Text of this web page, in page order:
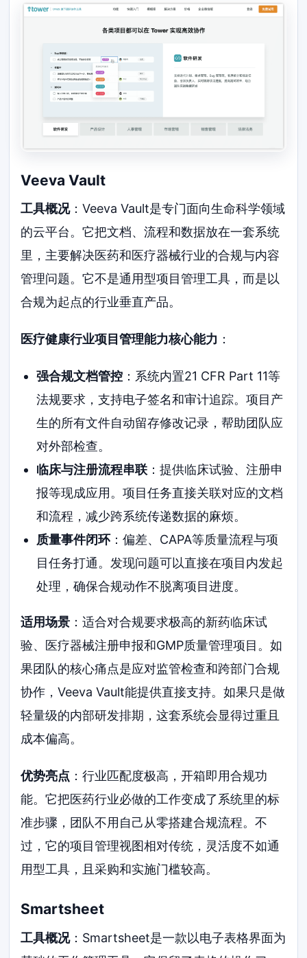
Veeva Vault
工具概况：Veeva Vault是专门面向生命科学领域
的云平台。它把文档、流程和数据放在一套系统
里，主要解决医药和医疗器械行业的合规与内容
管理问题。它不是通用型项目管理工具，而是以
合规为起点的行业垂直产品。
医疗健康行业项目管理能力核心能力 ：
强合规文档管控：系统内置21 CFR Part 11等
法规要求，支持电子签名和审计追踪。项目产
生的所有文件自动留存修改记录，帮助团队应
对外部检查。
临床与注册流程串联：提供临床试验、注册申
报等现成应用。项目任务直接关联对应的文档
和流程，减少跨系统传递数据的麻烦。
质量事件闭环：偏差、CAPA等质量流程与项
目任务打通。发现问题可以直接在项目内发起
处理，确保合规动作不脱离项目进度。
适用场景 ：适合对合规要求极高的新药临床试
验、医疗器械注册申报和GMP质量管理项目。如
果团队的核心痛点是应对监管检查和跨部门合规
协作，Veeva Vault能提供直接支持。如果只是做
轻量级的内部研发排期，这套系统会显得过重且
成本偏高。
优势亮点 ：行业匹配度极高，开箱即用合规功
能。它把医药行业必做的工作变成了系统里的标
准步骤，团队不用自己从零搭建合规流程。不
过，它的项目管理视图相对传统，灵活度不如通
用型工具，且采购和实施门槛较高。
Smartsheet
工具概况：Smartsheet是一款以电子表格界面为